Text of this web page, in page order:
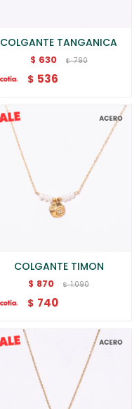
COLGANTE TANGANICA
$ 630 $ 790
$ 536
COLGANTE TIMON
$ 870 $ 1.090
$ 740